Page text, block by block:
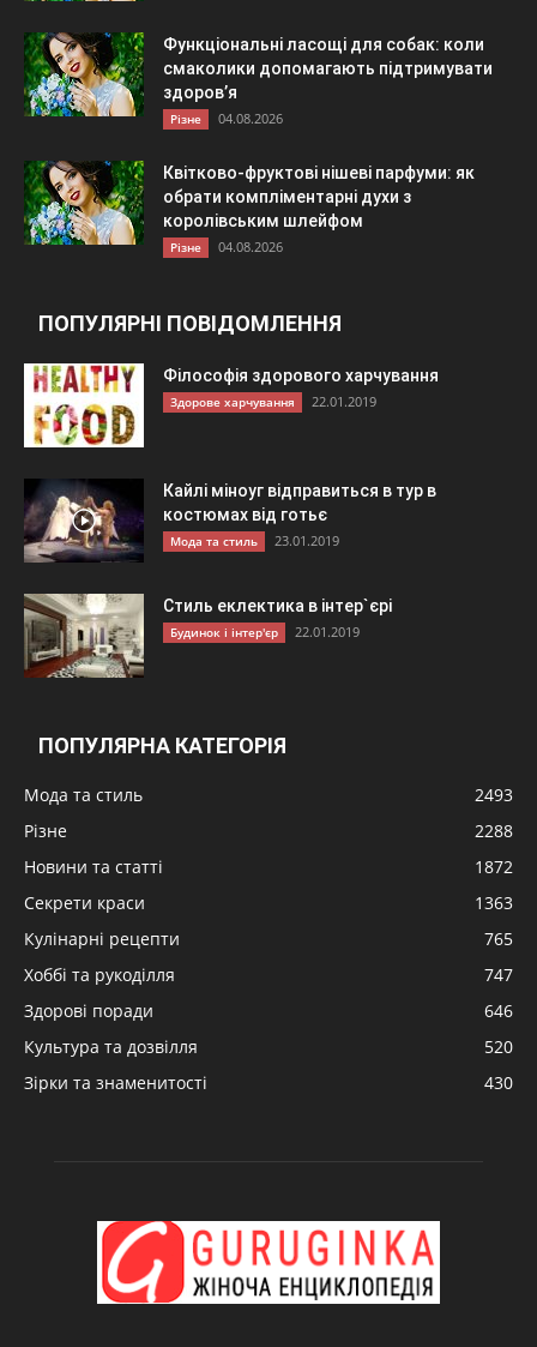
Функціональні ласощі для собак: коли
смаколики допомагають підтримувати
здоров’я
Різне 04.08.2026
Квітково-фруктові нішеві парфуми: як
обрати компліментарні духи з
королівським шлейфом
Різне 04.08.2026
ПОПУЛЯРНІ ПОВІДОМЛЕННЯ
Філософія здорового харчування
Здорове харчування 22.01.2019
Кайлі міноуг відправиться в тур в
костюмах від готьє
Мода та стиль 23.01.2019
Стиль еклектика в інтер`єрі
Будинок і інтер'єр 22.01.2019
ПОПУЛЯРНА КАТЕГОРІЯ
Мода та стиль
2493
Різне
2288
Новини та статті
1872
Секрети краси
1363
Кулінарні рецепти
765
Хоббі та рукоділля
747
Здорові поради
646
Культура та дозвілля
520
Зірки та знаменитості
430